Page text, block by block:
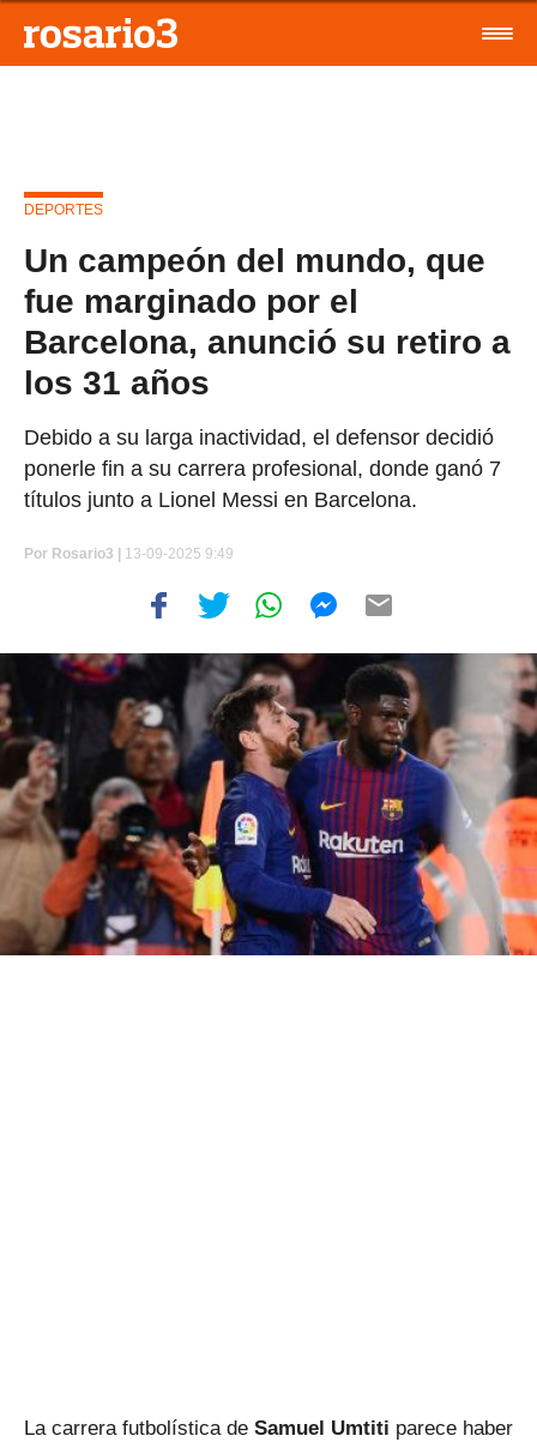
DEPORTES
Un campeón del mundo, que
fue marginado por el
Barcelona, anunció su retiro a
los 31 años
Debido a su larga inactividad, el defensor decidió
ponerle fin a su carrera profesional, donde ganó 7
títulos junto a Lionel Messi en Barcelona.
Por Rosario3 | 13-09-2025 9:49
La carrera futbolística de Samuel Umtiti parece haber